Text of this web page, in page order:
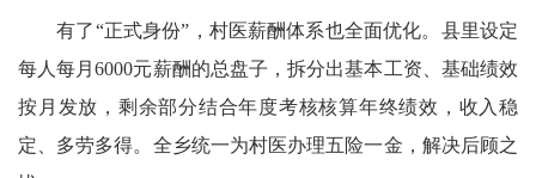
有了“正式身份”，村医薪酬体系也全面优化。县里设定
每人每月6000元薪酬的总盘子，拆分出基本工资、基础绩效
按月发放，剩余部分结合年度考核核算年终绩效，收入稳
定、多劳多得。全乡统一为村医办理五险一金，解决后顾之